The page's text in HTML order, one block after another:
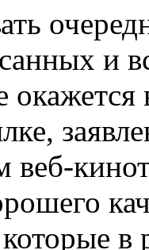
и
веб-